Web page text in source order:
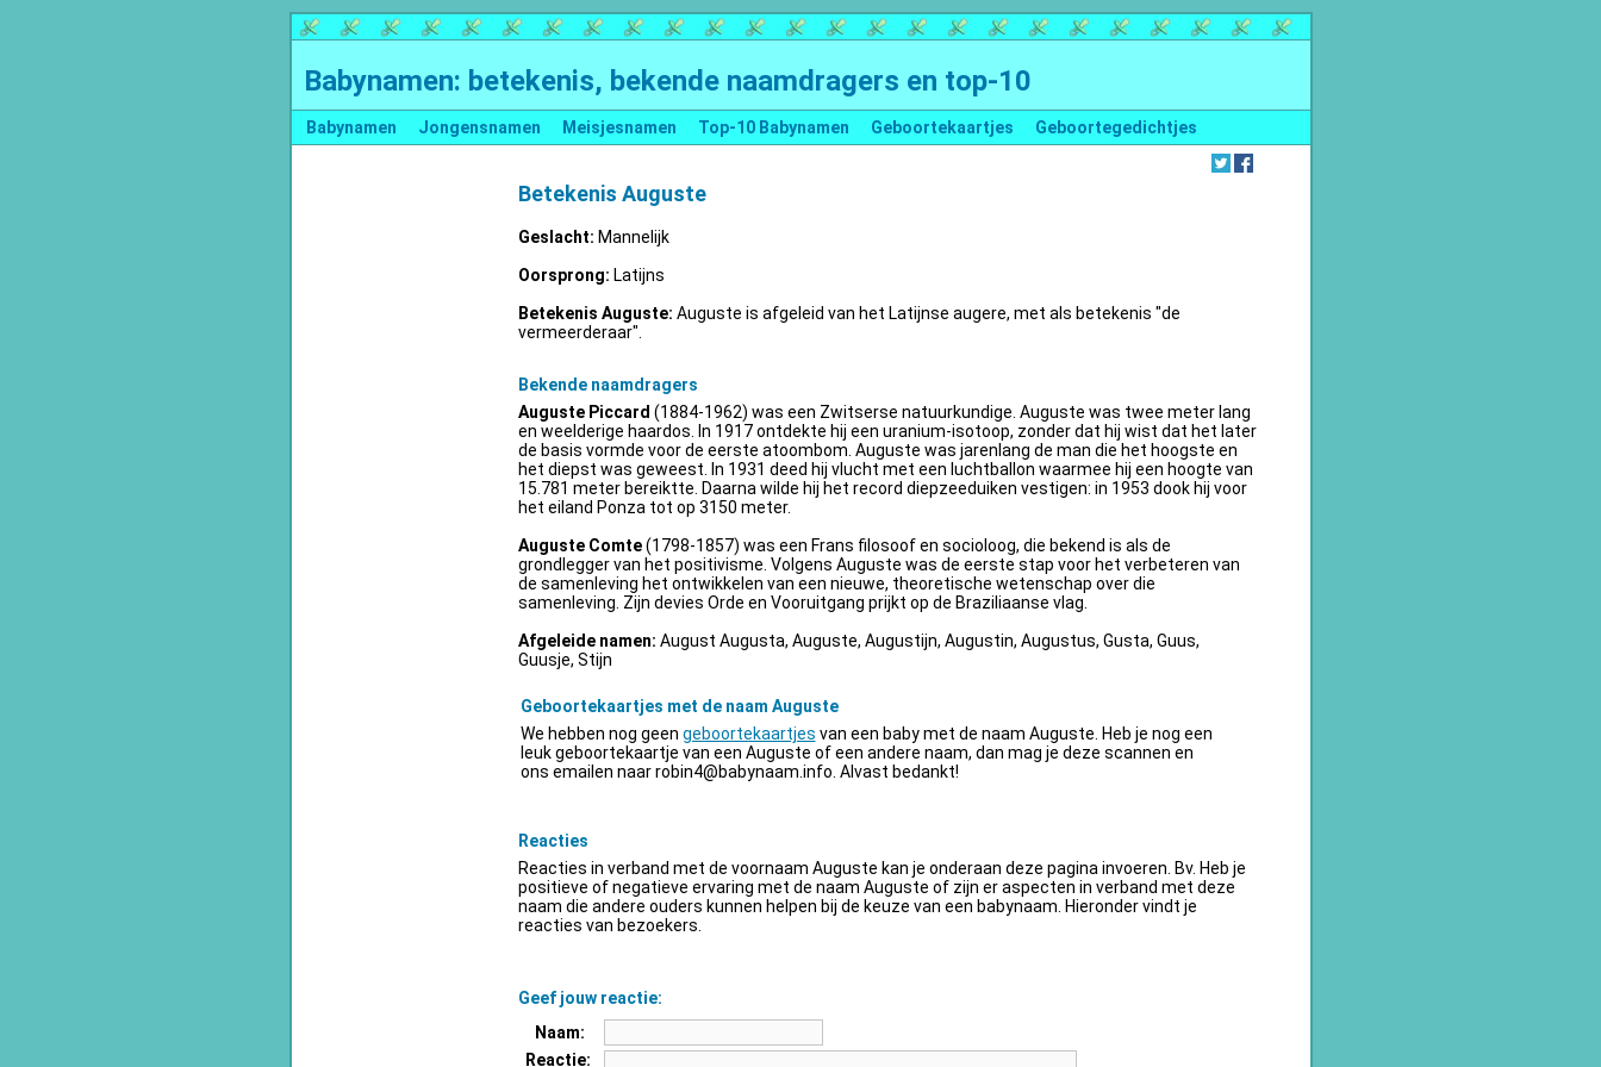
Babynamen: betekenis, bekende naamdragers en top-10
Babynamen Jongensnamen Meisjesnamen Top-10 Babynamen Geboortekaartjes Geboortegedichtjes
Betekenis Auguste
Geslacht: Mannelijk
Oorsprong: Latijns
Betekenis Auguste: Auguste is afgeleid van het Latijnse augere, met als betekenis "de
vermeerderaar".
Bekende naamdragers
Auguste Piccard (1884-1962) was een Zwitserse natuurkundige. Auguste was twee meter lang
en weelderige haardos. In 1917 ontdekte hij een uranium-isotoop, zonder dat hij wist dat het later
de basis vormde voor de eerste atoombom. Auguste was jarenlang de man die het hoogste en
het diepst was geweest. In 1931 deed hij vlucht met een luchtballon waarmee hij een hoogte van
15.781 meter bereiktte. Daarna wilde hij het record diepzeeduiken vestigen: in 1953 dook hij voor
het eiland Ponza tot op 3150 meter.
Auguste Comte(1798-1857) was een Frans filosoof en socioloog, die bekend is als de
grondlegger van het positivisme. Volgens Auguste was de eerste stap voor het verbeteren van
de samenleving het ontwikkelen van een nieuwe, theoretische wetenschap over die
samenleving. Zijn devies Orde en Vooruitgang prijkt op de Braziliaanse vlag.
Afgeleide namen: August Augusta, Auguste, Augustijn, Augustin, Augustus, Gusta, Guus,
Guusje, Stijn
Geboortekaartjes met de naam Auguste
We hebben nog geen geboortekaartjes van een baby met de naam Auguste. Heb je nog een
leuk geboortekaartje van een Auguste of een andere naam, dan mag je deze scannen en
ons emailen naarrobin4@babynaam.info . Alvast bedankt!
Reacties
Reacties in verband met de voornaam Auguste kan je onderaan deze pagina invoeren. Bv. Heb je
positieve of negatieve ervaring met de naam Auguste of zijn er aspecten in verband met deze
naam die andere ouders kunnen helpen bij de keuze van een babynaam. Hieronder vindt je
reacties van bezoekers.
Geef jouw reactie:
Naam:
Reactie: